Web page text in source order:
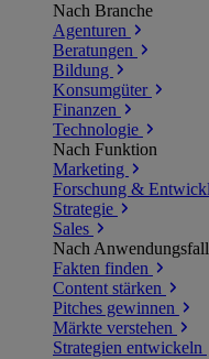
Nach Branche
Agenturen
Beratungen
Bildung
Konsumgüter
Finanzen
Technologie
Nach Funktion
Marketing
Forschung &
Strategie
Sales
Nach Anwendungsfall
Fakten finden
Content stärken
Pitches gewinnen
Märkte verstehen
Strategien entwickeln